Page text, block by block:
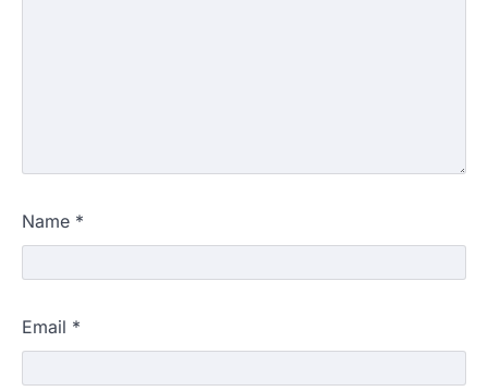
Name *
Email *